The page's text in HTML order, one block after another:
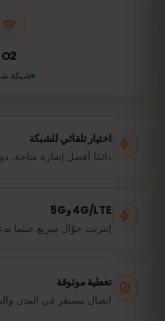
O2
شبكة
اختيار تلقائي للشبكة
دائمًا أفضل إشارة متاحة،
4G/LTE و5G
إنترنت جوّال سريع حيثما
تغطية موثوقة
اتصال مستقر في المدن